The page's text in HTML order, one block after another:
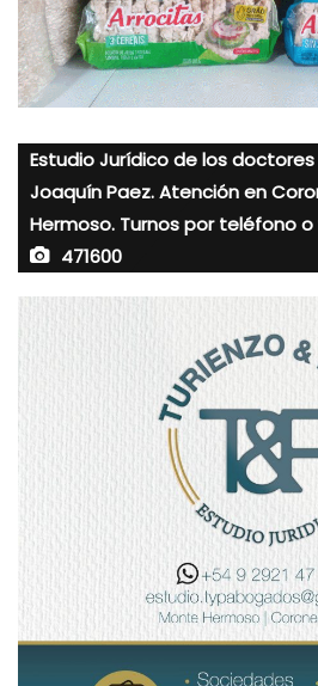
Estudio Jurídico de los doctores
Joaquín Paez. Atención en
Hermoso. Turnos por teléfono o
471600